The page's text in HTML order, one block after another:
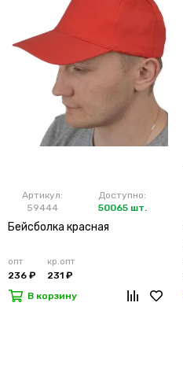
Артикул:
59444
Доступно:
50065 шт.
Бейсболка красная
опт
236 ₽
кр.опт
231 ₽
В корзину